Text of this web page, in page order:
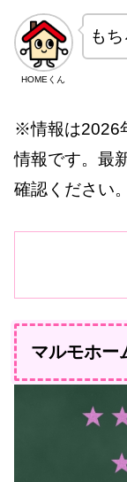
HOMEくん
もち
※情報は2026
情報です。最
確認ください。
マルモホー